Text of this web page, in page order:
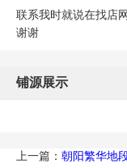
联系我时就说在找店
谢谢
铺源展示
上一篇： 朝阳繁华地